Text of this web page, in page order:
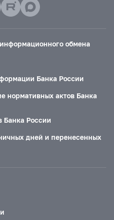
обмена
Банка России
нормативных актов Банка
Банка России
дней и перенесенных